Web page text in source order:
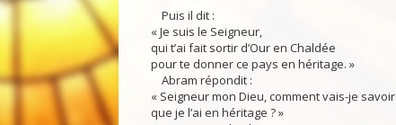
Puis il dit :
« Je suis le Seigneur,
qui t’ai fait sortir d’Our en Chaldée
pour te donner ce pays en héritage. »
Abram répondit :
« Seigneur mon Dieu, comment vais-je savoir
que je l’ai en héritage ? »